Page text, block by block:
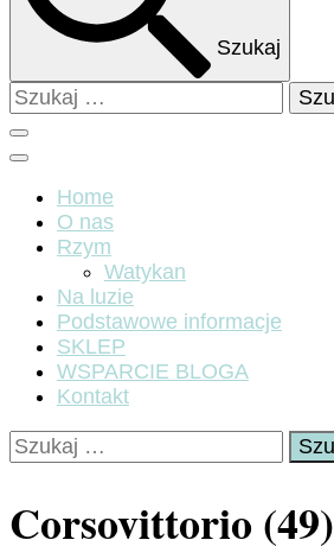
Szukaj
Szukaj:
Home
O nas
Rzym
Watykan
Na luzie
Podstawowe informacje
SKLEP
WSPARCIE BLOGA
Kontakt
Szukaj:
Corsovittorio (49)